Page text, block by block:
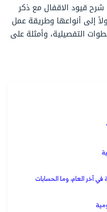
قيود الاقفال مع ذكر
إلى أنواعها وطريقة عمل
التفصيلية، وأمثلة على
آخر العام، وما الحسابات